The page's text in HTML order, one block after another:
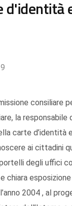
consiliare
la
carte
ai cittadini
degli uffici
chiara
2004 , al